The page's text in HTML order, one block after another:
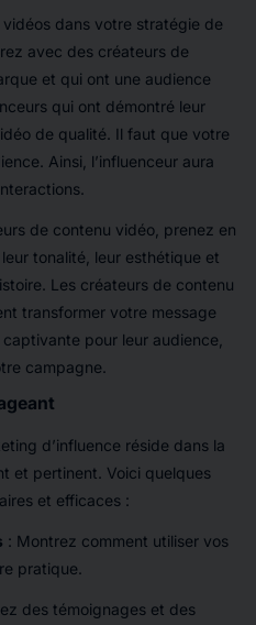
dans votre stratégie de
avec des créateurs de
et qui ont une audience
qui ont démontré leur
de qualité. Il faut que votre
Ainsi, l’influenceur aura
de contenu vidéo, prenez en
tonalité, leur esthétique et
Les créateurs de contenu
transformer votre message
pour leur audience,
campagne.
d’influence réside dans la
et pertinent. Voici quelques
et efficaces :
: Montrez comment utiliser vos
pratique.
des témoignages et des